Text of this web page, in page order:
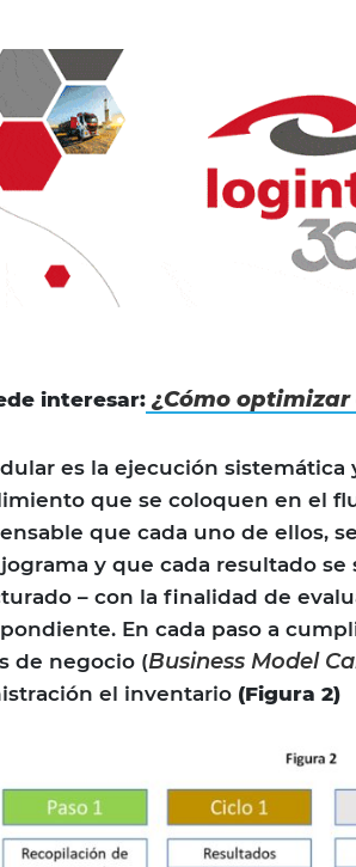
interesar: ¿Cómo
es la ejecución
que se coloquen en el
que cada uno de ellos,
y que cada resultado se
– con la finalidad de
En cada paso a
de negocio (Business Model
el inventario (Figura 2)